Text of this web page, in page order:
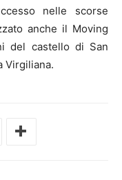
nelle scorse
anche il Moving
del castello di San
Virgiliana.